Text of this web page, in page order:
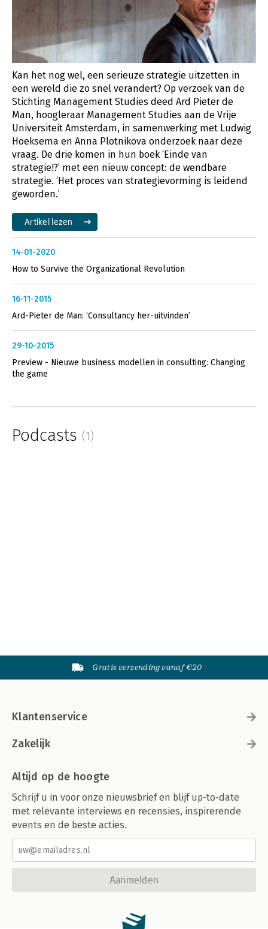
Kan het nog wel, een serieuze strategie uitzetten in
een wereld die zo snel verandert? Op verzoek van de
Stichting Management Studies deed Ard Pieter de
Man, hoogleraar Management Studies aan de Vrije
Universiteit Amsterdam, in samenwerking met Ludwig
Hoeksema en Anna Plotnikova onderzoek naar deze
vraag. De drie komen in hun boek ‘Einde van
strategie!?’ met een nieuw concept: de wendbare
strategie. ‘Het proces van strategievorming is leidend
geworden.’
Artikel lezen
14-01-2020
How to Survive the Organizational Revolution
16-11-2015
Ard-Pieter de Man: ‘Consultancy her-uitvinden’
29-10-2015
Preview - Nieuwe business modellen in consulting: Changing
the game
Podcasts (1)
Gratis verzending vanaf €20
Klantenservice
Zakelijk
Altijd op de hoogte
Schrijf u in voor onze nieuwsbrief en blijf up-to-date
met relevante interviews en recensies, inspirerende
events en de beste acties.
Aanmelden